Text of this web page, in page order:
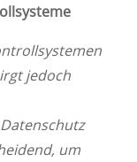
jedoch
um